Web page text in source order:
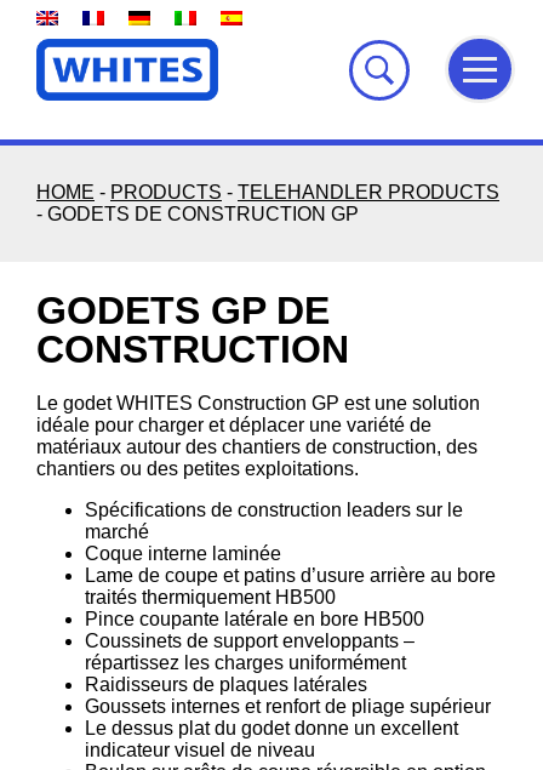
Skip
content
HOME - PRODUCTS - TELEHANDLER PRODUCTS
- GODETS DE CONSTRUCTION GP
GODETS GP DE
CONSTRUCTION
Le godet WHITES Construction GP est une solution
idéale pour charger et déplacer une variété de
matériaux autour des chantiers de construction, des
chantiers ou des petites exploitations.
Spécifications de construction leaders sur le
marché
Coque interne laminée
Lame de coupe et patins d’usure arrière au bore
traités thermiquement HB500
Pince coupante latérale en bore HB500
Coussinets de support enveloppants –
répartissez les charges uniformément
Raidisseurs de plaques latérales
Goussets internes et renfort de pliage supérieur
Le dessus plat du godet donne un excellent
indicateur visuel de niveau